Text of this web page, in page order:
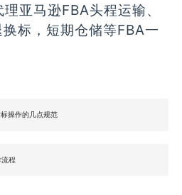
亚马逊FBA头程运输、
标，短期仓储等FBA一
操作的几点规范
程